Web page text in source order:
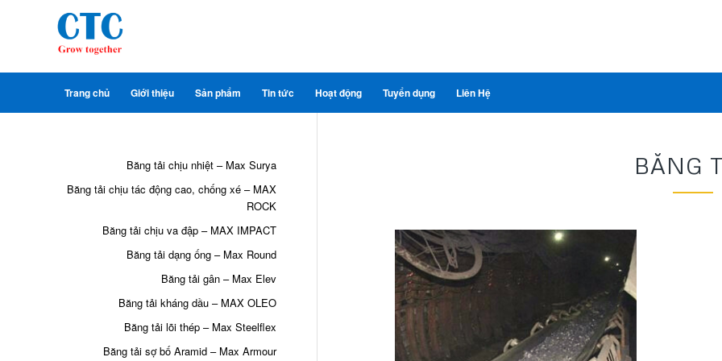
Trang chủ Giới thiệu Sản phẩm Tin tức Hoạt động Tuyển dụng Liên Hệ
BĂNG
Băng tải chịu nhiệt – Max Surya
Băng tải chịu tác động cao, chống xé – MAX
ROCK
Băng tải chịu va đập – MAX IMPACT
Băng tải dạng ống – Max Round
Băng tải gân – Max Elev
Băng tải kháng dầu – MAX OLEO
Băng tải lõi thép – Max Steelflex
Băng tải sợ bố Aramid – Max Armour